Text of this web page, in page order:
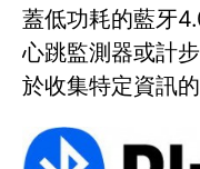
蓋低功耗的藍牙
心跳監測器或計
於收集特定資訊